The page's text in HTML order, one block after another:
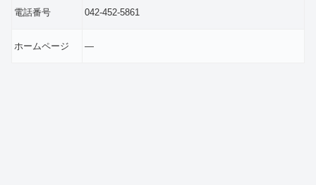
電話番号 042-452-5861
ホームページ ―